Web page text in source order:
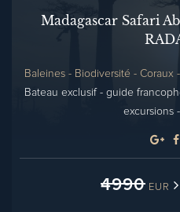
Madagascar Safari
Baleines - Biodiversité - Coraux
Bateau exclusif - guide
excursions
4990EUR